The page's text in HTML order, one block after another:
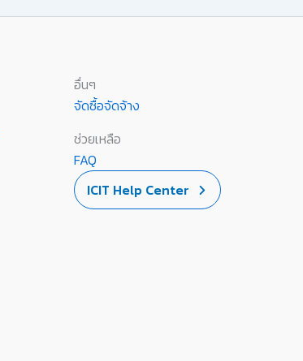
อื่นๆ
จัดซื้อจัดจ้าง
ช่วยเหลือ
FAQ
ICIT Help Center